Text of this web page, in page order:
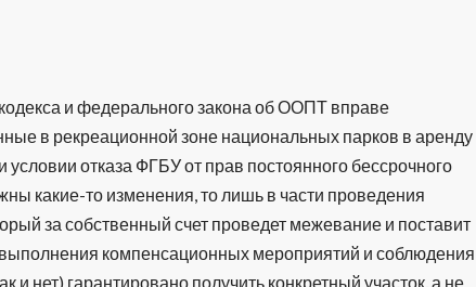
и федерального закона об ООПТ вправе
в рекреационной зоне национальных парков в аренду
условии отказа ФГБУ от прав постоянного бессрочного
какие-то изменения, то лишь в части проведения
за собственный счет проведет межевание и поставит
выполнения компенсационных мероприятий и соблюдения
и нет) гарантировано получить конкретный участок, а не